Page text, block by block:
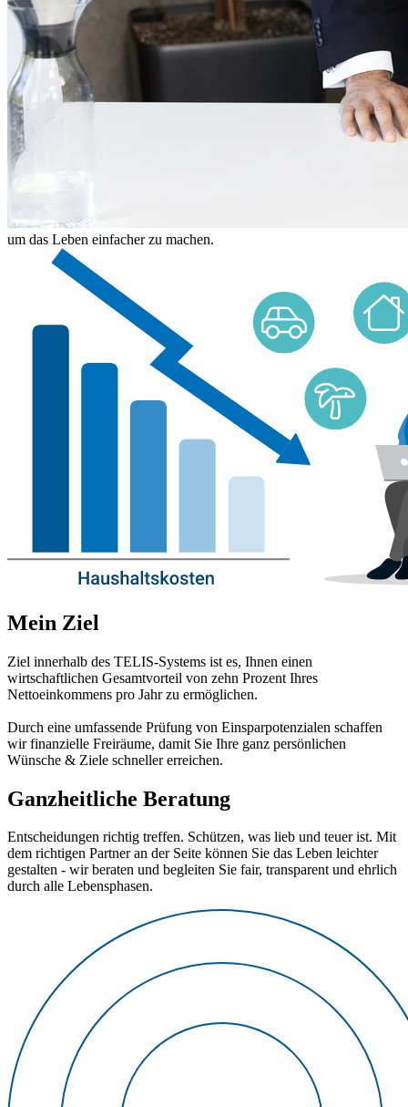
um das Leben einfacher zu machen.
Mein Ziel
Ziel innerhalb des TELIS-Systems ist es, Ihnen einen
wirtschaftlichen Gesamtvorteil von zehn Prozent Ihres
Nettoeinkommens pro Jahr zu ermöglichen.
Durch eine umfassende Prüfung von Einsparpotenzialen schaffen
wir finanzielle Freiräume, damit Sie Ihre ganz persönlichen
Wünsche & Ziele schneller erreichen.
Ganzheitliche Beratung
Entscheidungen richtig treffen. Schützen, was lieb und teuer ist. Mit
dem richtigen Partner an der Seite können Sie das Leben leichter
gestalten - wir beraten und begleiten Sie fair, transparent und ehrlich
durch alle Lebensphasen.